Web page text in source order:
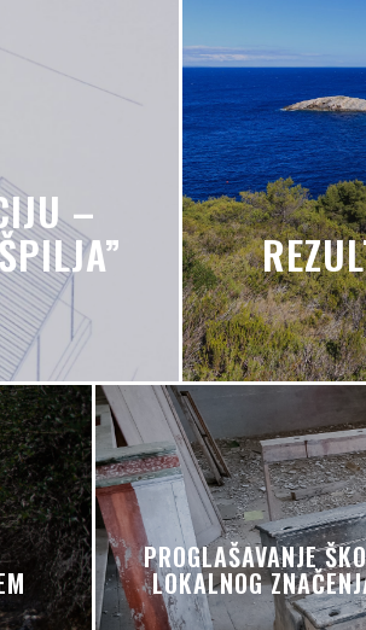
–
PROGLAŠAVANJE
LOKALNOG